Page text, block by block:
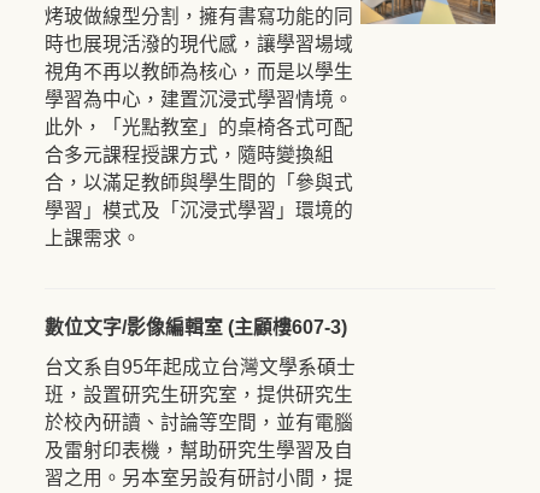
烤玻做線型分割，擁有書寫功能的同
時也展現活潑的現代感，讓學習場域
視角不再以教師為核心，而是以學生
學習為中心，建置沉浸式學習情境。
此外，「光點教室」的桌椅各式可配
合多元課程授課方式，隨時變換組
合，以滿足教師與學生間的「參與式
學習」模式及「沉浸式學習」環境的
上課需求。
數位文字/影像編輯室 (主顧樓607-3)
台文系自95年起成立台灣文學系碩士
班，設置研究生研究室，提供研究生
於校內研讀、討論等空間，並有電腦
及雷射印表機，幫助研究生學習及自
習之用。另本室另設有研討小間，提